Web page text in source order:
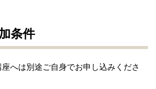
条件
座へは別途ご自身でお申し込みくださ